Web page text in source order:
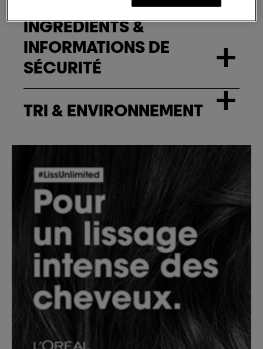
INGRÉDIENTS &
INFORMATIONS DE
SÉCURITÉ
+
TRI & ENVIRONNEMENT +